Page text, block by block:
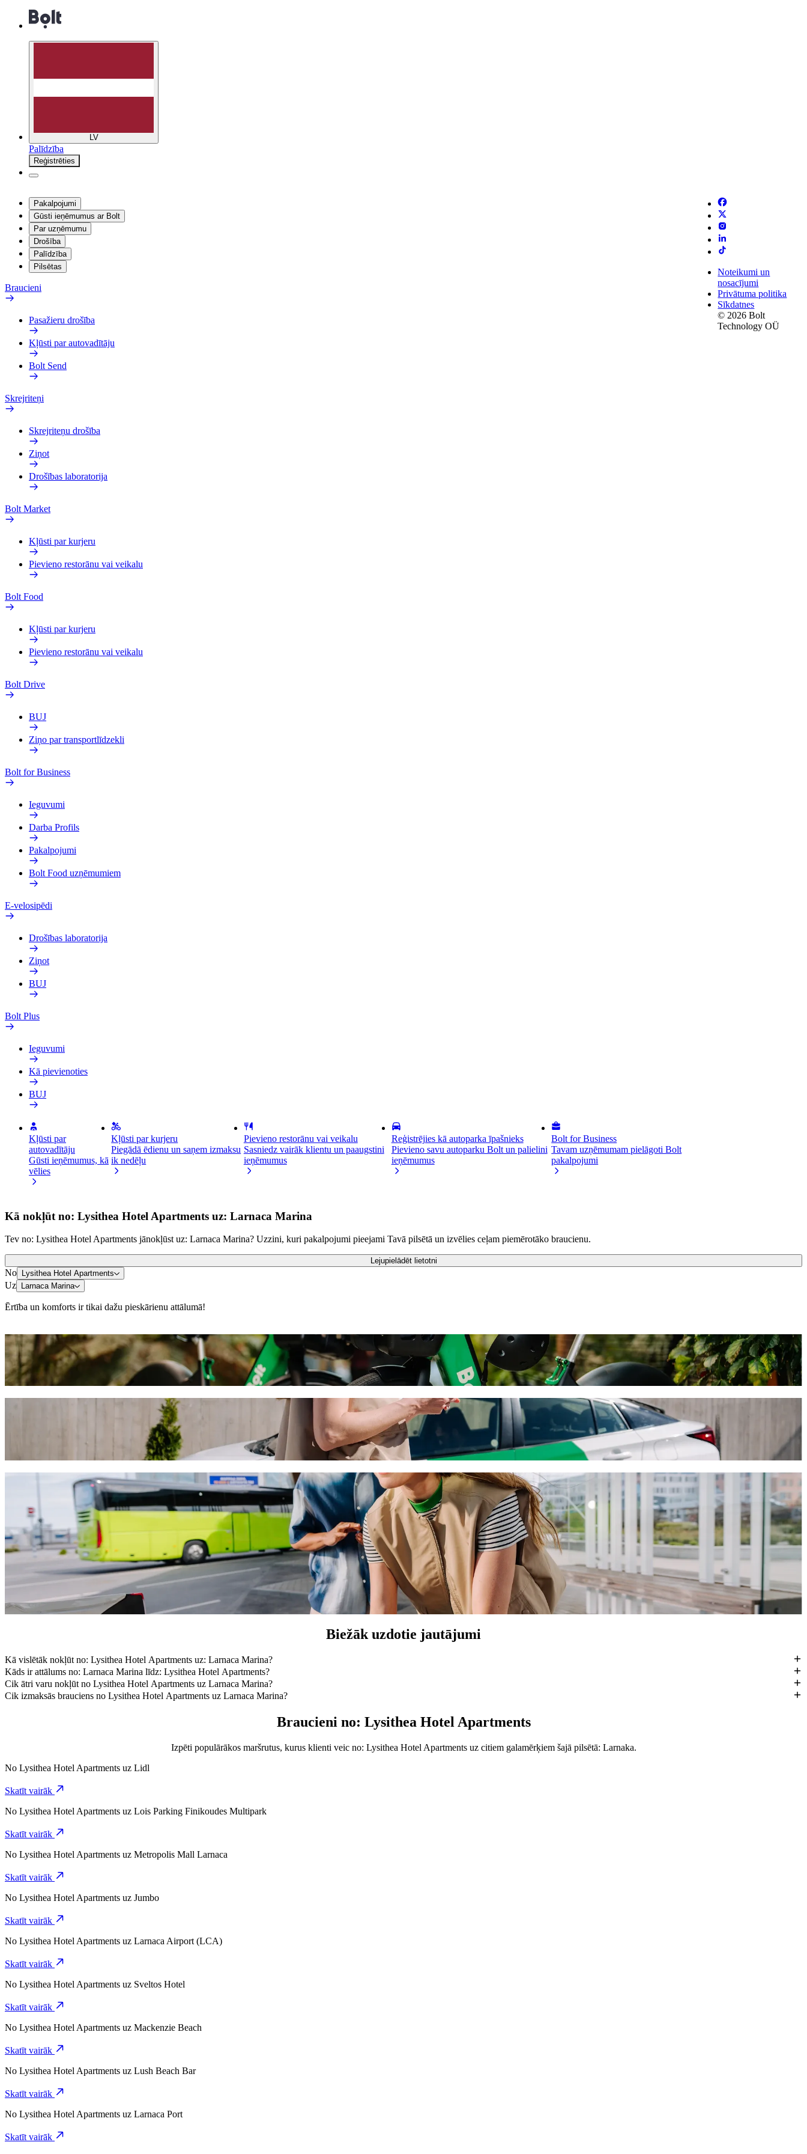
LV
Palīdzība
Reģistrēties
Pakalpojumi
Gūsti ieņēmumus ar Bolt
Par uzņēmumu
Drošība
Palīdzība
Pilsētas
Braucieni
Pasažieru drošība
Kļūsti par autovadītāju
Bolt Send
Skrejriteņi
Skrejriteņu drošība
Ziņot
Drošības laboratorija
Bolt Market
Kļūsti par kurjeru
Pievieno restorānu vai veikalu
Bolt Food
Kļūsti par kurjeru
Pievieno restorānu vai veikalu
Bolt Drive
BUJ
Ziņo par transportlīdzekli
Bolt for Business
Ieguvumi
Darba Profils
Pakalpojumi
Bolt Food uzņēmumiem
E-velosipēdi
Drošības laboratorija
Ziņot
BUJ
Bolt Plus
Ieguvumi
Kā pievienoties
BUJ
Kļūsti par
autovadītāju
Gūsti ieņēmumus, kā
vēlies
Kļūsti par kurjeru
Piegādā ēdienu un saņem izmaksu
ik nedēļu
Pievieno restorānu vai veikalu
Sasniedz vairāk klientu un paaugstini
ieņēmumus
Reģistrējies kā autoparka īpašnieks
Pievieno savu autoparku Bolt un palielini
ieņēmumus
Bolt for Business
Tavam uzņēmumam pielāgoti Bolt
pakalpojumi
Noteikumi un
nosacījumi
Privātuma politika
Sīkdatnes
© 2026 Bolt
Technology OÜ
Kā nokļūt no: Lysithea Hotel Apartments uz: Larnaca Marina
Tev no: Lysithea Hotel Apartments jānokļūst uz: Larnaca Marina? Uzzini, kuri pakalpojumi pieejami Tavā pilsētā un izvēlies ceļam piemērotāko braucienu.
Lejupielādēt lietotni
No Lysithea Hotel Apartments
Uz Larnaca Marina
Ērtība un komforts ir tikai dažu pieskārienu attālumā!
Skrejriteni vai e-riteni
Izvēlies skrejriteni vai e-riteni braucieniem šajā pilsētā: Larnaka
Lejupielādē Bolt lietotni
Brauciens no: Lysithea Hotel Apartments uz: Larnaca Marina ar Bolt kopbraukšanas auto
Ja vēlies izdevīgāko cenu, tad iesakām izvēlēties Bolt kopbraukšanas auto braucienam uz: Larnaca Marina. Ar Bolt ceļā pavadīsi aptuveni 15 min, un tas Tev izmaksās aptuveni 22,80 € EUR. Mūsu platformā ir
dažādi auto visdažādākajiem dzīves brīžiem.
Bolt piedāvājumi braucienam no: Lysithea Hotel Apartments uz: Larnaca Marina
Daudz bagāžas? Mūsu XL auto paredzēti līdz pat 6 pasažieriem.
Vēlies ceļot stilīgi? Izmēģini Bolt premium auto.
Ceļo ar bērniem? Pasūti auto, kurā pieejams paliktnītis bērnam.
Līdzi brauc mīlulis? Izmēģini mūsu auto, kuros ir ļauts braukt ar mājdzīvniekiem.
Nepieciešama papildu palīdzība? Assist kategorijas autovadītāji ir apmācīti darbā ar cilvēkiem ar īpašām vajadzībām, kā arī auto ir piemēroti riteņkrēsliem.
Izdevīgi braucieni? Izbaudi lētāko brauciena cenu, izvēloties mazos Economy kategorijas auto.
Lejupielādē Bolt lietotni
Biežāk uzdotie jautājumi
Kā vislētāk nokļūt no: Lysithea Hotel Apartments uz: Larnaca Marina?
Visizdevīgāk no: Lysithea Hotel Apartments uz: Larnaca Marina varēsi nokļūt, izvēloties: 4-Seater, un tas Tev izmaksās aptuveni 22,80 € EUR.
Kāds ir attālums no: Larnaca Marina līdz: Lysithea Hotel Apartments?
Larnaca Marina ir aptuveni 12,5 km attālumā no Lysithea Hotel Apartments.
Cik ātri varu nokļūt no Lysithea Hotel Apartments uz Larnaca Marina?
Braucot no Lysithea Hotel Apartments uz Larnaca Marina un braucienu veicot ar 4-Seater, ceļā pavadīsi aptuveni 15 min.
Cik izmaksās brauciens no Lysithea Hotel Apartments uz Larnaca Marina?
Braucieni no: Lysithea Hotel Apartments
Izpēti populārākos maršrutus, kurus klienti veic no: Lysithea Hotel Apartments uz citiem galamērķiem šajā pilsētā: Larnaka.
No Lysithea Hotel Apartments uz Lidl
Skatīt vairāk
No Lysithea Hotel Apartments uz Lois Parking Finikoudes Multipark
Skatīt vairāk
No Lysithea Hotel Apartments uz Metropolis Mall Larnaca
Skatīt vairāk
No Lysithea Hotel Apartments uz Jumbo
Skatīt vairāk
No Lysithea Hotel Apartments uz Larnaca Airport (LCA)
Skatīt vairāk
No Lysithea Hotel Apartments uz Sveltos Hotel
Skatīt vairāk
No Lysithea Hotel Apartments uz Mackenzie Beach
Skatīt vairāk
No Lysithea Hotel Apartments uz Lush Beach Bar
Skatīt vairāk
No Lysithea Hotel Apartments uz Larnaca Port
Skatīt vairāk